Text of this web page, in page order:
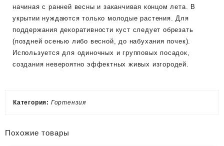
начиная с ранней весны и заканчивая концом лета. В
укрытии нуждаются только молодые растения. Для
поддержания декоративности куст следует обрезать
(поздней осенью либо весной, до набухания почек).
Используется для одиночных и групповых посадок,
создания невероятно эффектных живых изгородей.
Категория: Гортензия
Похожие товары